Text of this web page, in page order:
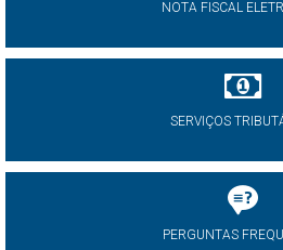
NOTA FISCAL
SERVIÇOS
PERGUNTAS